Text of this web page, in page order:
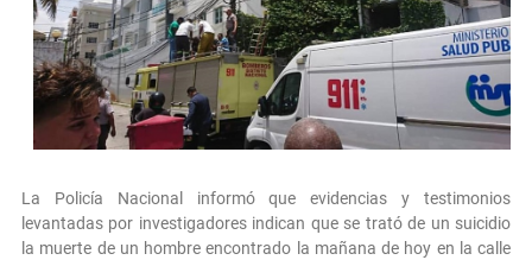
La Policía Nacional informó que evidencias y testimonios
levantadas por investigadores indican que se trató de un suicidio
la muerte de un hombre encontrado la mañana de hoy en la calle